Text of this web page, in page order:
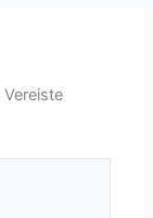
Vereiste